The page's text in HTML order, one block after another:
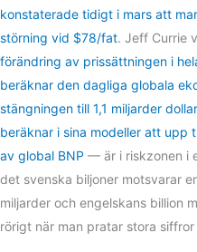
konstaterade tidigt i mars att
störning vid $78/fat. Jeff Currie
förändring av prissättningen i
beräknar den dagliga globala
stängningen till 1,1 miljarder
beräknar i sina modeller att
av global BNP — är i riskzonen i
det svenska biljoner motsvarar
miljarder och engelskans billion
rörigt när man pratar stora